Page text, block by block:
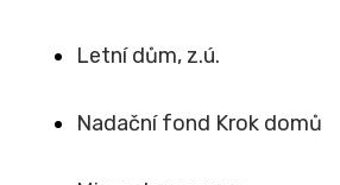
Letní dům, z.ú.
Nadační fond Krok domů